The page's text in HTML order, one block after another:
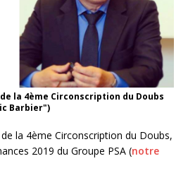
la 4ème Circonscription du Doubs
Barbier")
la 4ème Circonscription du Doubs,
2019 du Groupe PSA (notre